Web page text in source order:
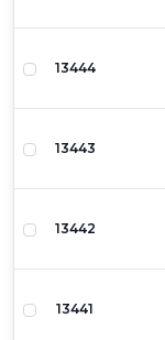
13444
13443
13442
13441